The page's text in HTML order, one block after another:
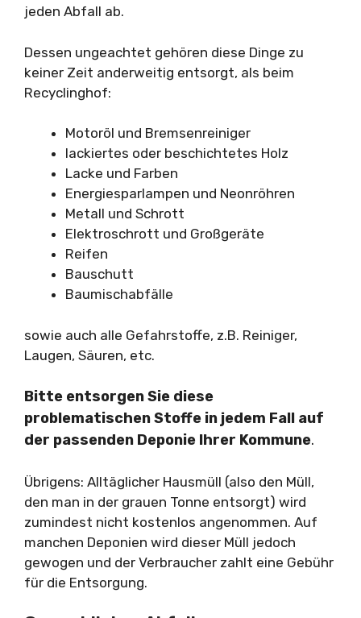
jeden Abfall ab.
Dessen ungeachtet gehören diese Dinge zu
keiner Zeit anderweitig entsorgt, als beim
Recyclinghof:
Motoröl und Bremsenreiniger
lackiertes oder beschichtetes Holz
Lacke und Farben
Energiesparlampen und Neonröhren
Metall und Schrott
Elektroschrott und Großgeräte
Reifen
Bauschutt
Baumischabfälle
sowie auch alle Gefahrstoffe, z.B. Reiniger,
Laugen, Säuren, etc.
Bitte entsorgen Sie diese
problematischen Stoffe in jedem Fall auf
der passenden Deponie Ihrer Kommune.
Übrigens: Alltäglicher Hausmüll (also den Müll,
den man in der grauen Tonne entsorgt) wird
zumindest nicht kostenlos angenommen. Auf
manchen Deponien wird dieser Müll jedoch
gewogen und der Verbraucher zahlt eine Gebühr
für die Entsorgung.